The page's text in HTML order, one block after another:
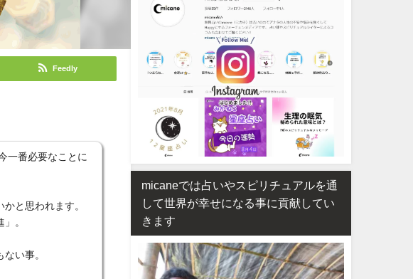
Feedly
一番必要なことに
と思われます。
。
い事。
micaneでは占いやスピリチュアルを通
して世界が幸せになる事に貢献してい
きます